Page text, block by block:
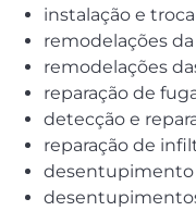
instalação e
remodelações
remodelações
reparação de
detecção e
reparação de
desentupimento